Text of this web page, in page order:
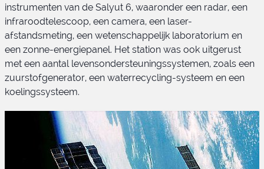
instrumenten van de Salyut 6, waaronder een radar, een
infraroodtelescoop, een camera, een laser-
afstandsmeting, een wetenschappelijk laboratorium en
een zonne-energiepanel. Het station was ook uitgerust
met een aantal levensondersteuningssystemen, zoals een
zuurstofgenerator, een waterrecycling-systeem en een
koelingssysteem.